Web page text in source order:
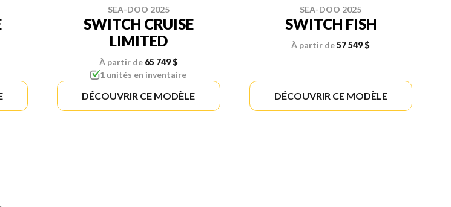
SEA-DOO 2025
SWITCH CRUISE
LIMITED
À partir de 65 749 $
1 unités en inventaire
DÉCOUVRIR CE MODÈLE
SEA-DOO 2025
SWITCH FISH
À partir de57 549 $
DÉCOUVRIR CE MODÈLE